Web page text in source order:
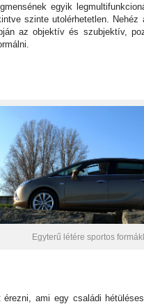
egyik
szinte utolérhetetlen. Nehéz
az objektív és szubjektív,
Egyterű létére sportos
ami egy családi